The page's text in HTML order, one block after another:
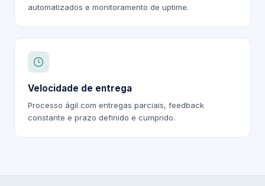
automatizados e monitoramento de uptime.
Velocidade de entrega
Processo ágil com entregas parciais, feedback
constante e prazo definido e cumprido.